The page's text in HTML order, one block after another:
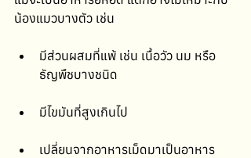
น้องแมวบางตัว เช่น
มีส่วนผสมที่แพ้ เช่น เนื้อวัว นม หรือ
ธัญพืชบางชนิด
มีไขมันที่สูงเกินไป
เปลี่ยนจากอาหารเม็ดมาเป็นอาหาร